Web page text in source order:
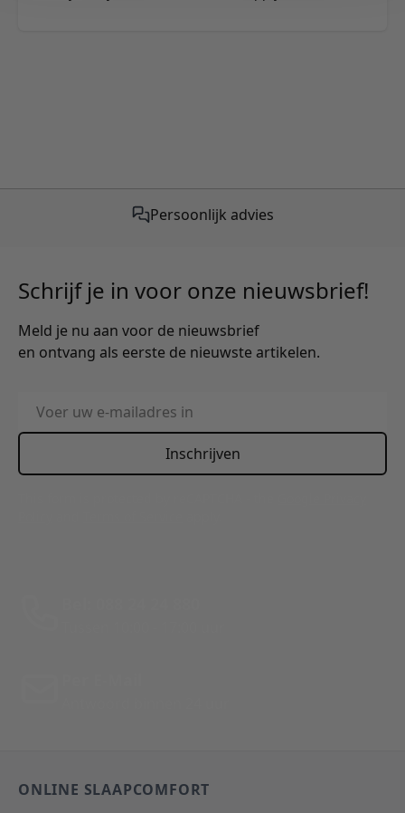
Persoonlijk advies
Schrijf je in voor onze nieuwsbrief!
Meld je nu aan voor de nieuwsbrief
en ontvang als eerste de nieuwste artikelen.
E-mailadres
Inschrijven
ONLINE SLAAPCOMFORT